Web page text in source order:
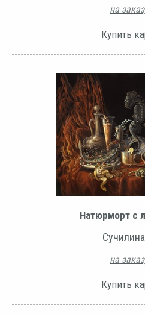
на
Купить
Натюрморт с
на
Купить